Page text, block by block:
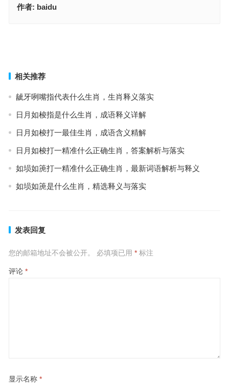
作者: baidu
相关推荐
龇牙咧嘴指代表什么生肖，生肖释义落实
日月如梭指是什么生肖，成语释义详解
日月如梭打一最佳生肖，成语含义精解
日月如梭打一精准什么正确生肖，答案解析与落实
如埙如箎打一精准什么正确生肖，最新词语解析与释义
如埙如箎是什么生肖，精选释义与落实
发表回复
您的邮箱地址不会被公开。 必填项已用 *标注
评论 *
显示名称 *